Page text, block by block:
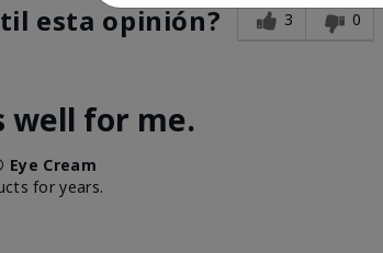
esta opinión? 3 0
well for me.
Cream
for years.